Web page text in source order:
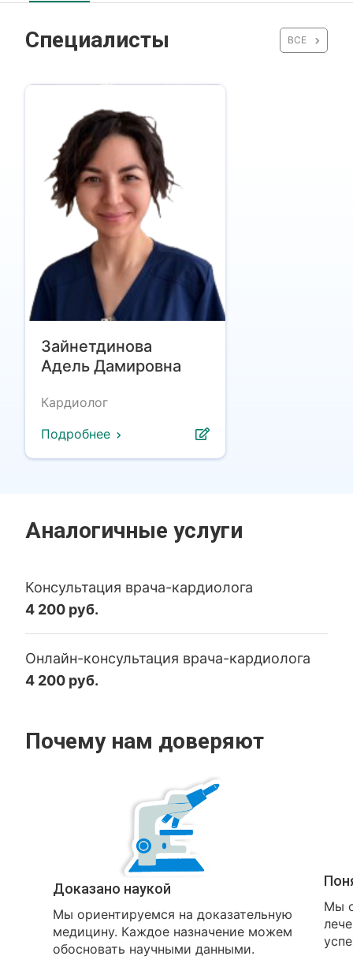
Специалисты ВСЕ
Зайнетдинова
Адель Дамировна
Кардиолог
Подробнее
Аналогичные услуги
Консультация врача-кардиолога
4 200 руб.
Онлайн-консультация врача-кардиолога
4 200 руб.
Почему нам доверяют
Доказано наукой
Мы ориентируемся на доказательную
медицину. Каждое назначение можем
обосновать научными данными.
Мы